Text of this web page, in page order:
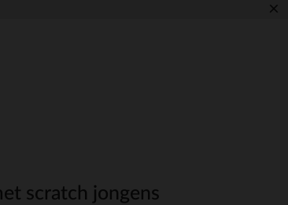
×
scratch jongens